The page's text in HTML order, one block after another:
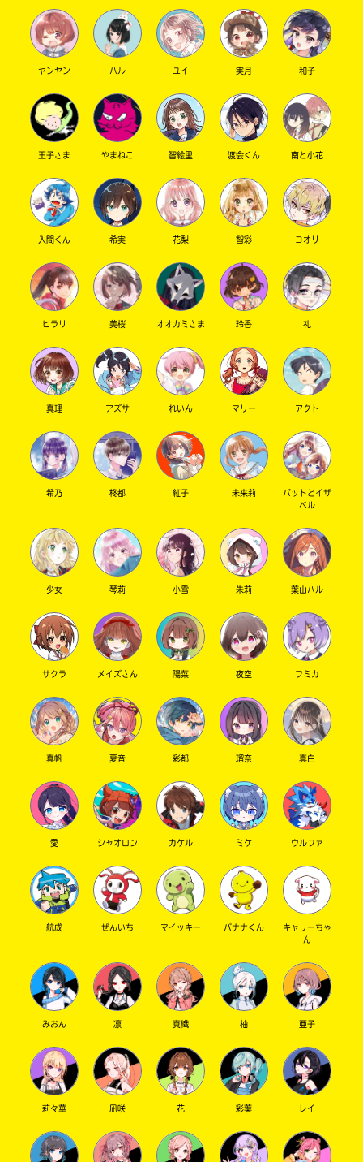
キーワードから探す
オフィシャルアカウント
ヤンヤン ハル ユイ 実月 和子
王子さま やまねこ 智絵里 渡会くん 南と小花
入間くん 希実 花梨 智彩 コオリ
ヒラリ 美桜 オオカミさま 玲香 礼
真理 アズサ れいん マリー アクト
希乃 柊都 紅子 未来莉
パットとイザ
ベル
少女 琴莉 小雪 朱莉 葉山ハル
サクラ メイズさん 陽菜 夜空 フミカ
真帆 夏音 彩都 瑠奈 真白
愛 シャオロン カケル ミケ ウルファ
航成 ぜんいち マイッキー バナナくん
キャリーちゃ
ん
みおん 凛 真織 柚 亜子
莉々華 凪咲 花 彩葉 レイ